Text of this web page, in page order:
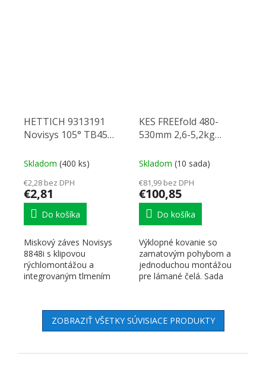
HETTICH 9313191
Novisys 105° TB45
zalisovaniu, SiSy
Skladom (400 ks)
€2,28 bez DPH
€2,81
Do košíka
Miskový záves Novisys
8848i s klipovou
rýchlomontážou a
integrovaným tlmením
KES FREEfold 480-
530mm 2,6-5,2kg
Skladom (10 sada)
€81,99 bez DPH
€100,85
Do košíka
Výklopné kovanie so
zamatovým pohybom a
jednoduchou montážou
pre lámané čelá. Sada
ZOBRAZIŤ VŠETKY SÚVISIACE PRODUKTY